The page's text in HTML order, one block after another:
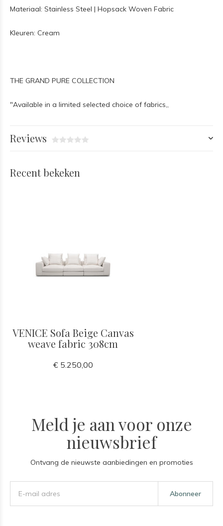
Materiaal: Stainless Steel | Hopsack Woven Fabric
Kleuren: Cream
THE GRAND PURE COLLECTION
"Available in a limited selected choice of fabrics,,
Reviews
Recent bekeken
VENICE Sofa Beige Canvas
weave fabric 308cm
€ 5.250,00
Meld je aan voor onze
nieuwsbrief
Ontvang de nieuwste aanbiedingen en promoties
Abonneer